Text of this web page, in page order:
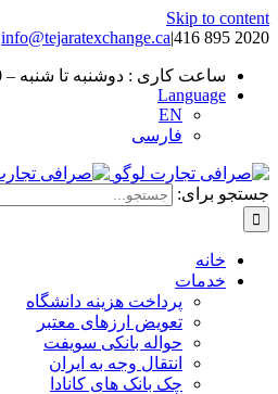
Skip to content
2020 895 416
|
info@tejaratexchange.ca
ساعت کاری : دوشنبه تا شنبه – 10 الی 5
Language
EN
فارسی
جستجو برای:
خانه
خدمات
پرداخت هزینه دانشگاه
تعویض ارزهای معتبر
حواله بانکی سویفت
انتقال وجه به ایران
چک بانک های کانادا